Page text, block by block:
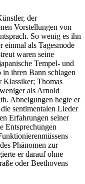
der
Vorstellungen von
So wenig es ihn
einmal als Tagesmode
waren seine
Tempel- und
in ihren Bann schlagen
Klassiker; Thomas
als Arnold
Abneigungen hegte er
sentimentalen Lieder
Erfahrungen seiner
Entsprechungen
Phänomen zur
er darauf ohne
oder Beethovens